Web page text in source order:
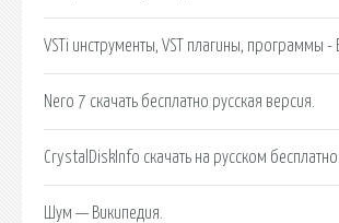
VSTi инструменты, VST плагины, программы -
Nero 7 скачать бесплатно русская версия.
CrystalDiskInfo скачать на русском бесплатно.
Шум — Википедия.